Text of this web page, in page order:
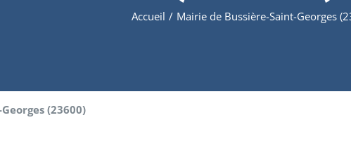
Accueil / Mairie de Bussière-Saint-Georges
(23600)